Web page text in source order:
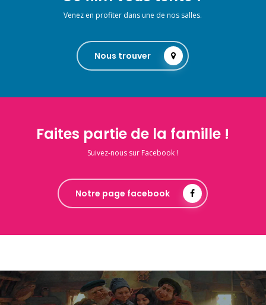
Venez en profiter dans une de nos salles.
Nous trouver
Faites partie de la famille !
Suivez-nous sur Facebook !
Notre page facebook